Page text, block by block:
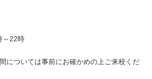
～22時
については事前にお確かめの上ご来校くだ